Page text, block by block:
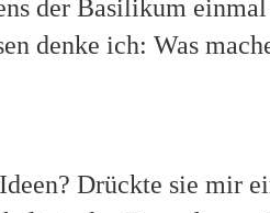
der Basilikum
denke ich: Was
Drückte sie mir